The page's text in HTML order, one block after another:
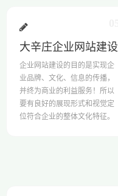
大辛庄企业网站建设
企业网站建设的目的是实现企
业品牌、文化、信息的传播，
并终为商业的利益服务！所以
要有良好的展现形式和视觉定
位符合企业的整体文化特征。